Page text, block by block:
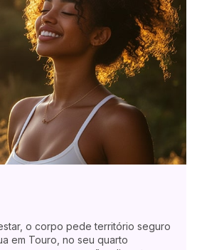
o corpo pede território seguro
em Touro, no seu quarto